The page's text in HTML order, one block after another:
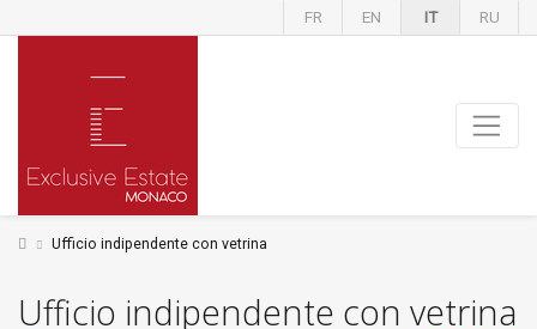
FR EN IT RU
Ufficio indipendente con vetrina
Ufficio indipendente con vetrina